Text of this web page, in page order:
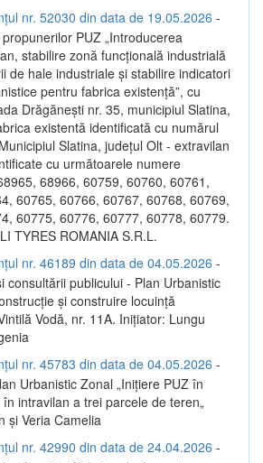
nr. 52030 din data de 19.05.2026 -
PUZ „Introducerea
stabilire zonă funcțională industrială
de hale industriale și stabilire indicatori
pentru fabrica existență”, cu
Drăgănești nr. 35, municipiul Slatina,
existentă identificată cu numărul
Slatina, județul Olt - extravilan
cu următoarele numere
68966, 60759, 60760, 60761,
60765, 60766, 60767, 60768, 60769,
60775, 60776, 60777, 60778, 60779.
TYRES ROMANIA S.R.L.
nr. 46189 din data de 04.05.2026 -
consultării publicului - Plan Urbanistic
și construire locuință
Vodă, nr. 11A. Inițiator: Lungu
nr. 45783 din data de 04.05.2026 -
Urbanistic Zonal „Inițiere PUZ în
intravilan a trei parcele de teren„
și Veria Camelia
nr. 42990 din data de 24.04.2026 -